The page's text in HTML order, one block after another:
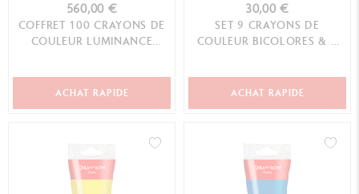
560,00 €
COFFRET 100 CRAYONS DE
COULEUR LUMINANCE
ACHAT RAPIDE
30,00 €
SET 9 CRAYONS DE
COULEUR BICOLORES & 1
ACHAT RAPIDE